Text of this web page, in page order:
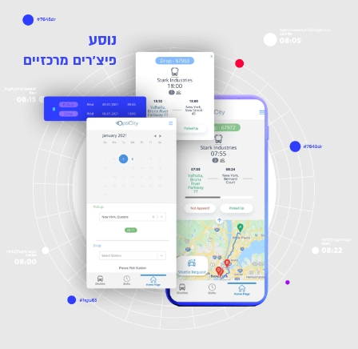
נוסע
פיצ'רים מרכזיים